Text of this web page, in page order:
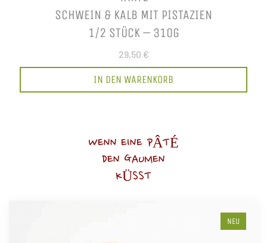
SCHWEIN & KALB MIT PISTAZIEN
1/2 STÜCK – 310G
29,50 €
IN DEN WARENKORB
WENN EINE PÂTÉ
DEN GAUMEN
KÜSST
NEU